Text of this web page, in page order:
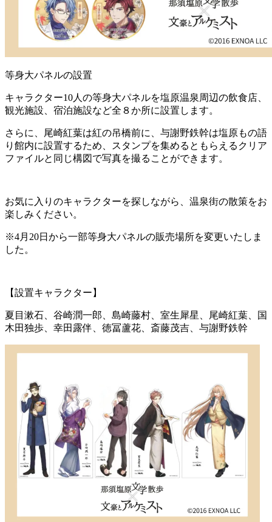
等身大パネルの設置
キャラクター10人の等身大パネルを塩原温泉周辺の飲食店、
観光施設、宿泊施設など全８か所に設置します。
さらに、尾崎紅葉は紅の吊橋前に、与謝野鉄幹は塩原もの語
り館内に設置するため、スタンプを集めるともらえるクリア
ファイルと同じ構図で写真を撮ることができます。
お気に入りのキャラクターを探しながら、温泉街の散策をお
楽しみください。
※4月20日から一部等身大パネルの販売場所を変更いたしま
した。
【設置キャラクター】
夏目漱石、谷崎潤一郎、島崎藤村、室生犀星、尾崎紅葉、国
木田独歩、幸田露伴、徳冨蘆花、斎藤茂吉、与謝野鉄幹